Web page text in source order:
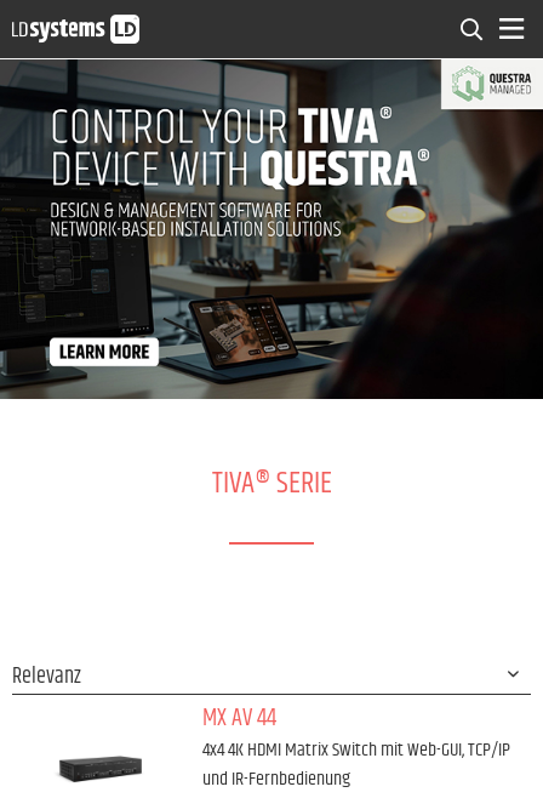
TIVA® SERIE
MX AV 44
4x4 4K HDMI Matrix Switch mit Web-GUI, TCP/IP
und IR-Fernbedienung